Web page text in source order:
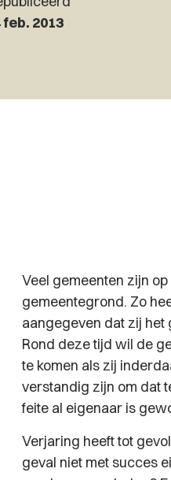
feb. 2013
Veel gemeenten zijn
gemeentegrond. Zo
aangegeven dat zij het
Rond deze tijd wil de
te komen als zij
verstandig zijn om dat
feite al eigenaar is
Verjaring heeft tot
geval niet met succes